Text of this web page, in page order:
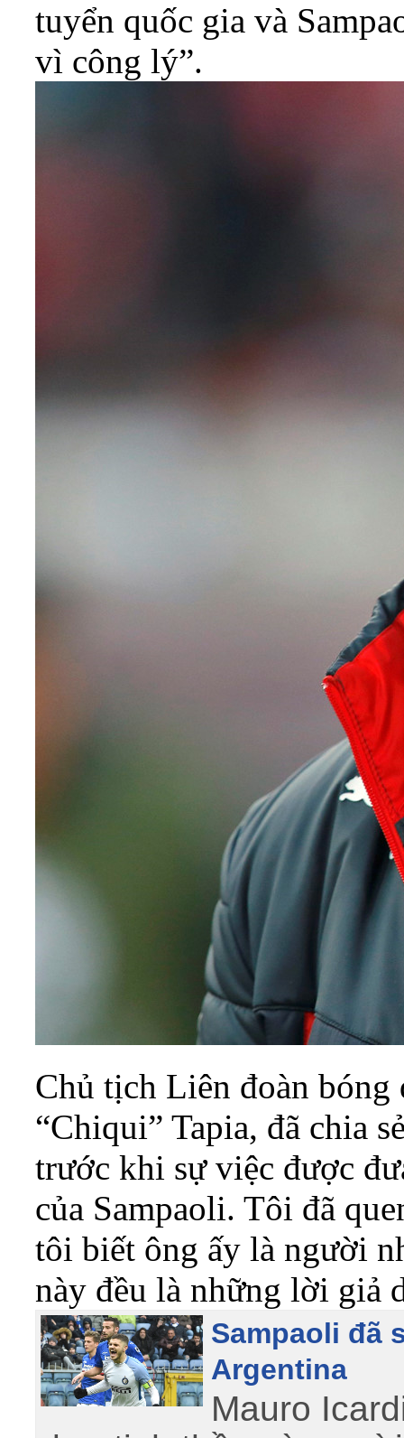
tuyển quốc gia và
vì công lý”.
Chủ tịch Liên đoàn
“Chiqui” Tapia, đã chia
trước khi sự việc được
của Sampaoli. Tôi đã
tôi biết ông ấy là người
này đều là những lời giả
Sampaoli đã
Argentina
Mauro